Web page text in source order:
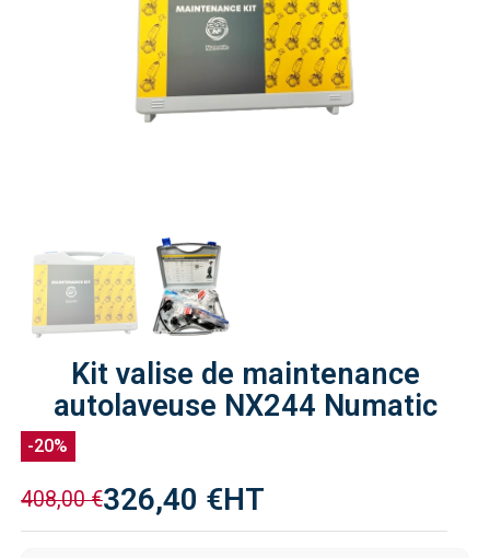
Kit valise de maintenance
autolaveuse NX244 Numatic
-20%
408,00 €326,40 €HT